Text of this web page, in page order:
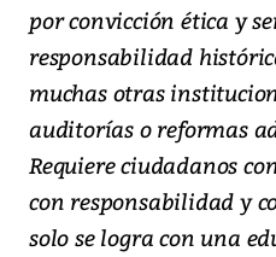
por convicción ética y
responsabilidad
muchas otras
auditorías o reformas
Requiere ciudadanos
con responsabilidad y
solo se logra con una